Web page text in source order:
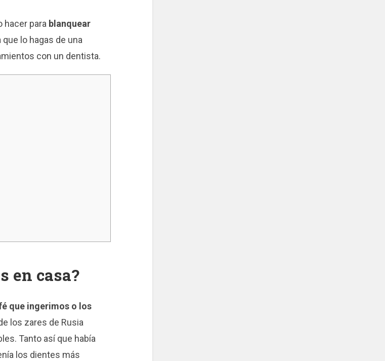
hacer para blanquear
lo hagas de una
con un dentista.
en casa?
que ingerimos o los
los zares de Rusia
Tanto así que había
los dientes más